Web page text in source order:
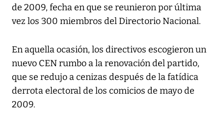
de 2009, fecha en que se reunieron por última
vez los 300 miembros del Directorio Nacional.
En aquella ocasión, los directivos escogieron un
nuevo CEN rumbo a la renovación del partido,
que se redujo a cenizas después de la fatídica
derrota electoral de los comicios de mayo de
2009.